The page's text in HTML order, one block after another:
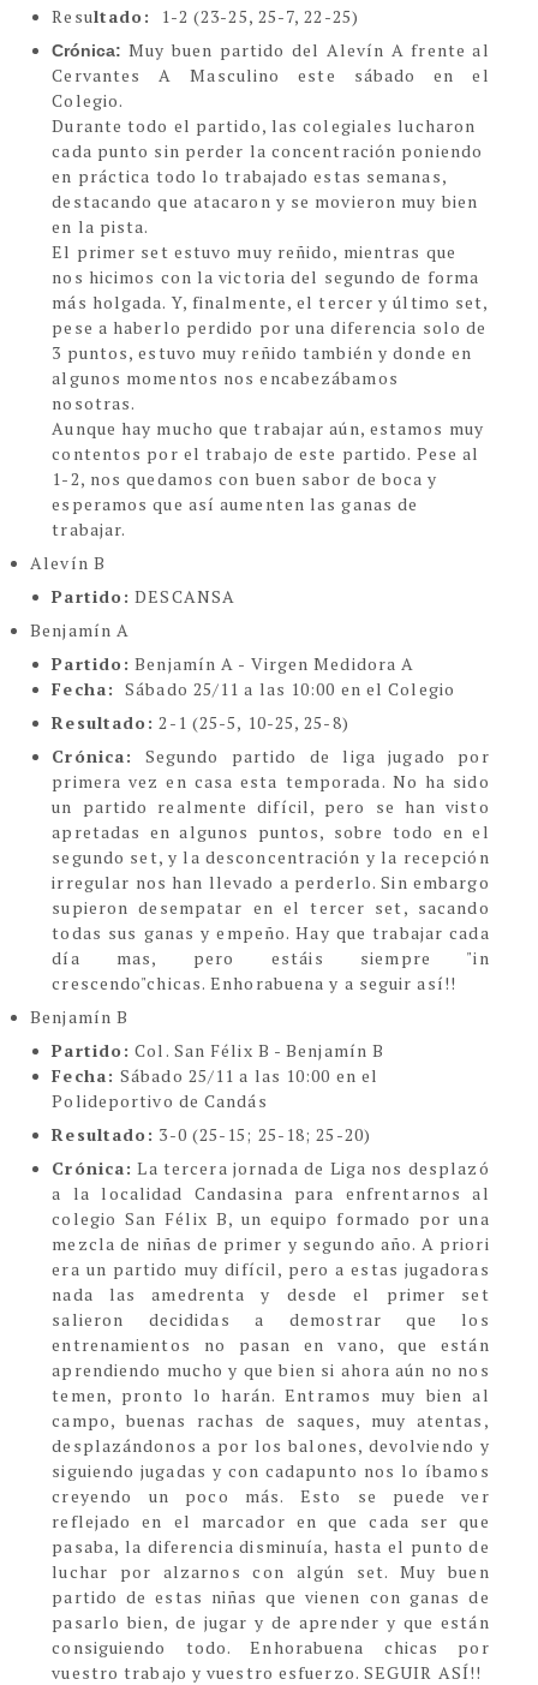
Resultado: 1-2 (23-25, 25-7, 22-25)
Crónica: Muy buen partido del Alevín A frente al
Cervantes A Masculino este sábado en el
Colegio.
Durante todo el partido, las colegiales lucharon
cada punto sin perder la concentración poniendo
en práctica todo lo trabajado estas semanas,
destacando que atacaron y se movieron muy bien
en la pista.
El primer set estuvo muy reñido, mientras que
nos hicimos con la victoria del segundo de forma
más holgada. Y, finalmente, el tercer y último set,
pese a haberlo perdido por una diferencia solo de
3 puntos, estuvo muy reñido también y donde en
algunos momentos nos encabezábamos
nosotras.
Aunque hay mucho que trabajar aún, estamos muy
contentos por el trabajo de este partido. Pese al
1-2, nos quedamos con buen sabor de boca y
esperamos que así aumenten las ganas de
trabajar.
Alevín B
Partido: DESCANSA
Benjamín A
Partido: Benjamín A - Virgen Medidora A
Fecha: Sábado 25/11 a las 10:00 en el Colegio
Resultado: 2-1 (25-5, 10-25, 25-8)
Crónica:
Segundo partido de liga jugado por
primera vez en casa esta temporada. No ha sido
un partido realmente difícil, pero se han visto
apretadas en algunos puntos, sobre todo en el
segundo set, y la desconcentración y la recepción
irregular nos han llevado a perderlo. Sin embargo
supieron desempatar en el tercer set, sacando
todas sus ganas y empeño. Hay que trabajar cada
día mas, pero estáis siempre "in
crescendo"chicas. Enhorabuena y a seguir así!!
Benjamín B
Partido: Col. San Félix B - Benjamín B
Fecha:Sábado 25/11 a las 10:00 en el
Polideportivo de Candás
Resultado: 3-0 (25-15; 25-18; 25-20)
Crónica: La tercera jornada de Liga nos desplazó
a la localidad Candasina para enfrentarnos al
colegio San Félix B, un equipo formado por una
mezcla de niñas de primer y segundo año. A priori
era un partido muy difícil, pero a estas jugadoras
nada las amedrenta y desde el primer set
salieron decididas a demostrar que los
entrenamientos no pasan en vano, que están
aprendiendo mucho y que bien si ahora aún no nos
temen, pronto lo harán. Entramos muy bien al
campo, buenas rachas de saques, muy atentas,
desplazándonos a por los balones, devolviendo y
siguiendo jugadas y con cadapunto nos lo íbamos
creyendo un poco más. Esto se puede ver
reflejado en el marcador en que cada ser que
pasaba, la diferencia disminuía, hasta el punto de
luchar por alzarnos con algún set. Muy buen
partido de estas niñas que vienen con ganas de
pasarlo bien, de jugar y de aprender y que están
consiguiendo todo. Enhorabuena chicas por
vuestro trabajo y vuestro esfuerzo. SEGUIR ASÍ!!